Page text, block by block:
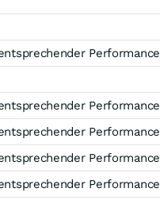
Performance
Performance
Performance
Performance
Performance